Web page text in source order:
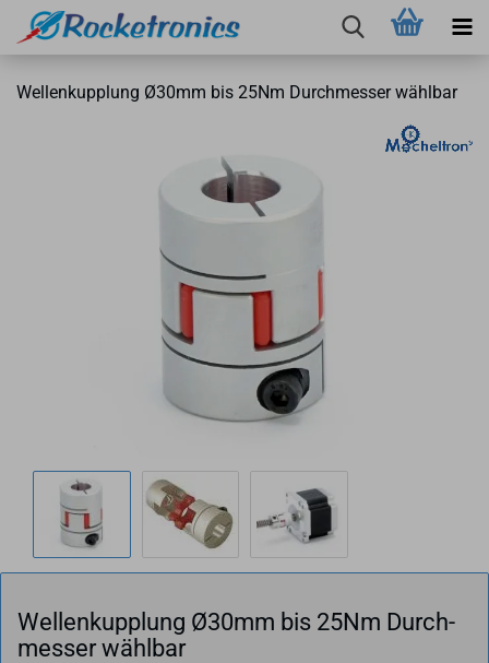
Wel­len­kupp­lung Ø30mm bis 25Nm Durch­mes­ser wähl­bar
Wel­len­kupp­lung Ø30mm bis 25Nm Durch­
mes­ser wähl­bar